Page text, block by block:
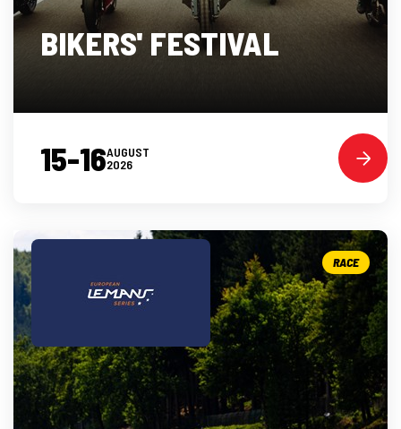
BIKERS' FESTIVAL
15-16AUGUST
2026
RACE